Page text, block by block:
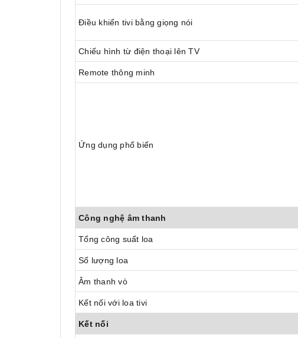
Điều khiển tivi bằng giọng nói
Chiếu hình từ điện thoại lên TV
Remote thông minh
Ứng dụng phổ biến
Công nghệ âm thanh
Tổng công suất loa
Số lượng loa
Âm thanh vò
Kết nối với loa tivi
Kết nối